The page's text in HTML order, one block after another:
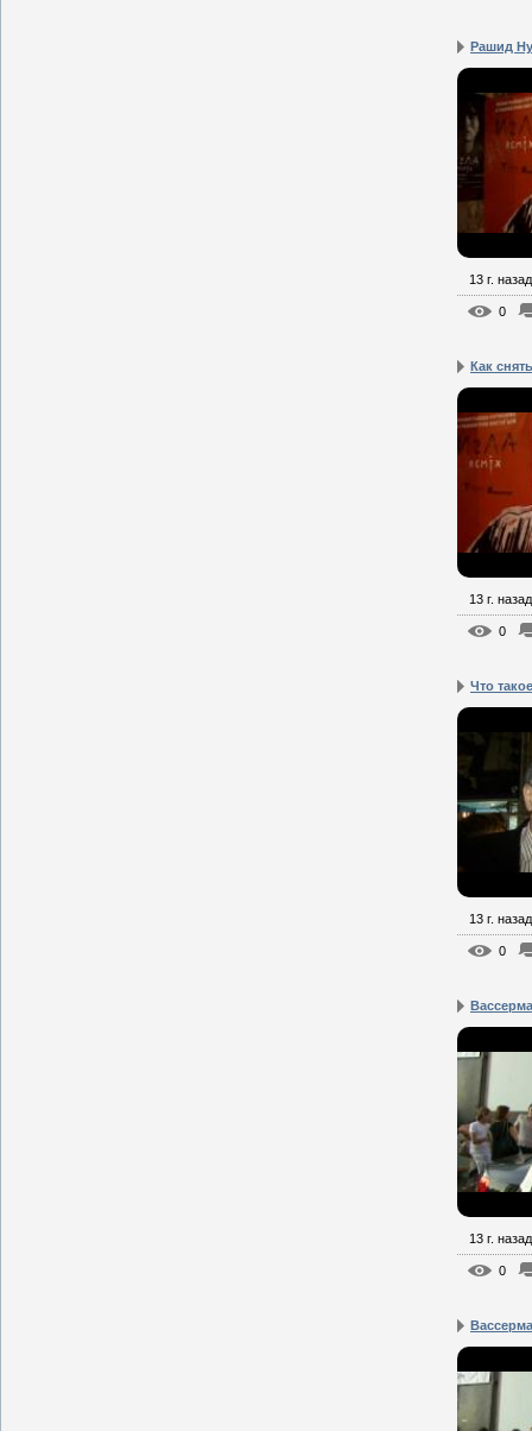
Рашид
13 г. назад
0
Как
13 г. назад
0
Что
13 г. назад
0
13 г. назад
0